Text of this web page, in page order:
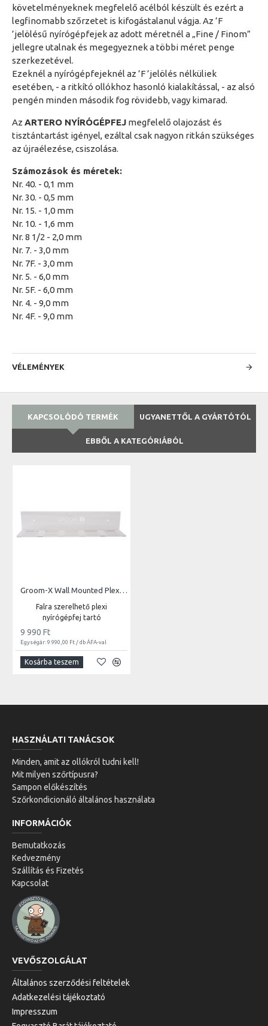
követelményeknek megfelelő acélból készült és ezért a
legfinomabb szőrzetet is kifogástalanul vágja. Az ’F
’jelölésű nyírógépfejek az adott méretnél a „Fine / Finom”
jellegre utalnak és megegyeznek a többi méret penge
szerkezetével.
Ezeknél a nyírógépfejeknél az ’F ’jelölés nélküliek
esetében, - a ritkító ollókhoz hasonló kialakítással, - az alsó
pengén minden második fog rövidebb, vagy kimarad.
Az ARTERO NYÍRÓGÉPFEJ megfelelő olajozást és
tisztántartást igényel, ezáltal csak nagyon ritkán szükséges
az újraélezése, csiszolása.
Számozások és méretek:
Nr. 40. - 0,1 mm
Nr. 30. - 0,5 mm
Nr. 15. - 1,0 mm
Nr. 10. - 1,6 mm
Nr. 8 1/2 - 2,0 mm
Nr. 7. - 3,0 mm
Nr. 7F. - 3,0 mm
Nr. 5. - 6,0 mm
Nr. 5F. - 6,0 mm
Nr. 4. - 9,0 mm
Nr. 4F. - 9,0 mm
VÉLEMÉNYEK
KAPCSOLÓDÓ TERMÉK UGYANETTŐL A GYÁRTÓTÓL
EBBŐL A KATEGÓRIÁBÓL
Groom-X Wall Mounted Plexi Blade Holder for 15 Blades
Falra szerelhető plexi
nyírógépfej tartó
9 990 Ft
Egységár: 9 990,00 Ft / db ÁFA-val
Kosárba teszem
HASZNÁLATI TANÁCSOK
Minden, amit az ollókról tudni kell!
Mit milyen szőrtípusra?
Sampon előkészítés
Szőrkondicionáló általános használata
INFORMÁCIÓK
Bemutatkozás
Kedvezmény
Szállítás és Fizetés
Kapcsolat
VEVŐSZOLGÁLAT
Általános szerződési feltételek
Adatkezelési tájékoztató
Impresszum